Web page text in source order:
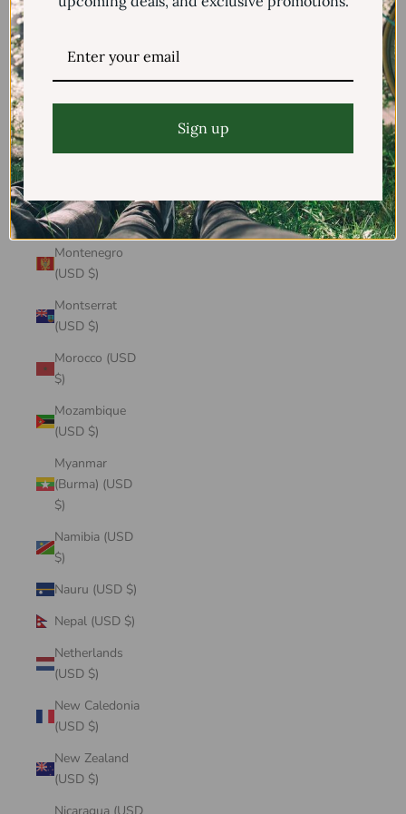
Mayotte (USD
Mexico (USD $)
Mongolia (USD
$)
Montenegro
(USD $)
Montserrat
(USD $)
Morocco (USD
$)
Mozambique
(USD $)
Myanmar
(Burma) (USD
$)
Namibia (USD
$)
Nauru (USD $)
Nepal (USD $)
Netherlands
(USD $)
New Caledonia
(USD $)
New Zealand
(USD $)
Sign up